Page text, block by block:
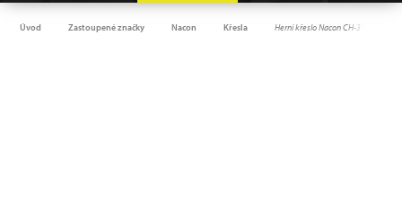
Úvod Zastoupené značky Nacon Křesla Herní křeslo Nacon CH-310RED